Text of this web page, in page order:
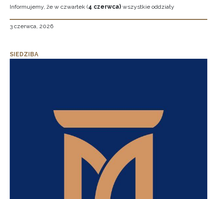
Informujemy, że w czwartek (4 czerwca) wszystkie oddziały
3 czerwca, 2026
SIEDZIBA